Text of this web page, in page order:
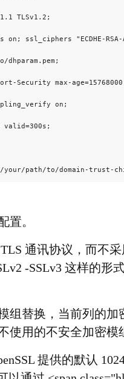
TLSv1.2;
"ECDHE-RSA-AES128-
Security max-
on;
path/to/domain-trust-
置。
通讯协议，而不
-SSLv3 这样的
组替换，当前列的
使用的不安全加密模
提供的默认